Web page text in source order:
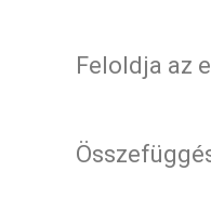
Feloldja az